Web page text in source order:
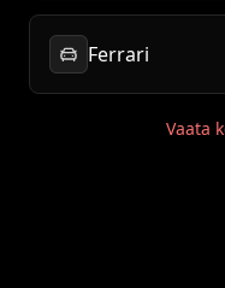
Ferrari
Vaata